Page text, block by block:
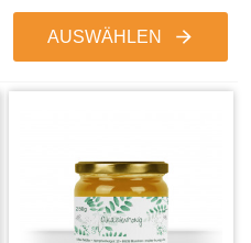
AUSWÄHLEN